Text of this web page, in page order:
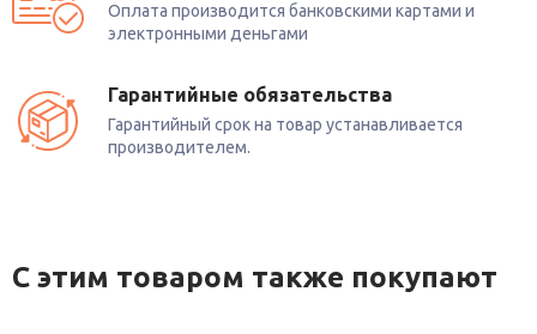
Оплата производится банковскими картами и
электронными деньгами
Гарантийные обязательства
Гарантийный срок на товар устанавливается
производителем.
С этим товаром также покупают